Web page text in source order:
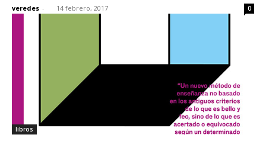
veredes - 14 febrero, 2017 0
libros